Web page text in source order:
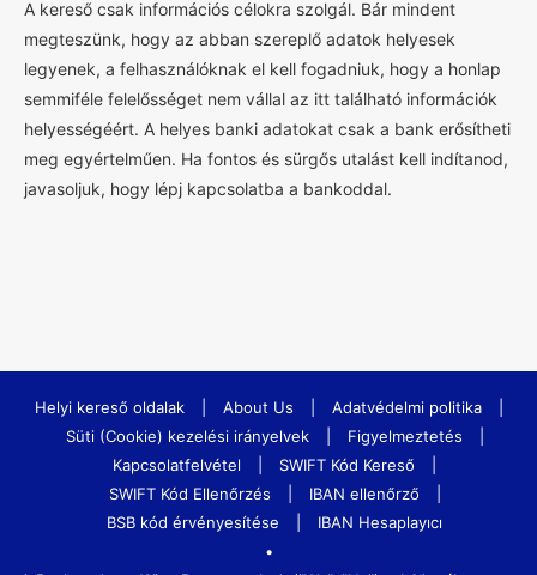
A kereső csak információs célokra szolgál. Bár mindent
megteszünk, hogy az abban szereplő adatok helyesek
legyenek, a felhasználóknak el kell fogadniuk, hogy a honlap
semmiféle felelősséget nem vállal az itt található információk
helyességéért. A helyes banki adatokat csak a bank erősítheti
meg egyértelműen. Ha fontos és sürgős utalást kell indítanod,
javasoljuk, hogy lépj kapcsolatba a bankoddal.
Helyi kereső oldalak About Us Adatvédelmi politika
Süti (Cookie) kezelési irányelvek
Figyelmeztetés
Kapcsolatfelvétel
SWIFT Kód Kereső
SWIFT Kód Ellenőrzés
IBAN ellenőrző
BSB kód érvényesítése
IBAN Hesaplayıcı
•